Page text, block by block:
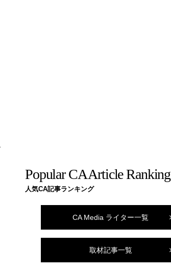
Popular CA Article Ranking
人気CA記事ランキング
CA Media ライター一覧
取材記事一覧